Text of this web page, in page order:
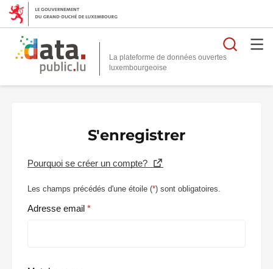
La plateforme de données ouvertes
S'enregistrer
Pourquoi se créer un compte?
Les champs précédés d'une étoile (*) sont obligatoires.
Adresse email